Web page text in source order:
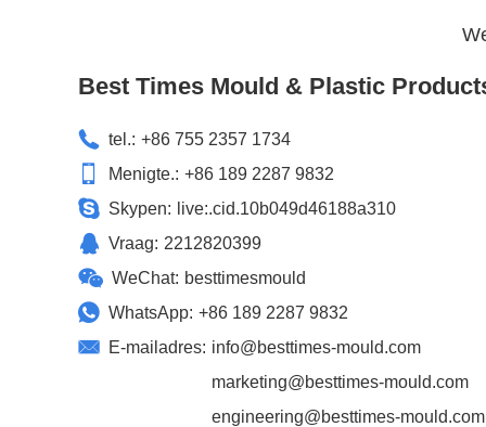
Best Times Mould & Plastic
tel.: +86 755 2357 1734
Menigte.: +86 189 2287 9832
Skypen:
live:.cid.10b049d46188a310
Vraag: 2212820399
WeChat: besttimesmould
WhatsApp: +86 189 2287 9832
E-mailadres: info@besttimes-mould.com
marketing@besttimes-mould.com
engineering@besttimes-mould.com